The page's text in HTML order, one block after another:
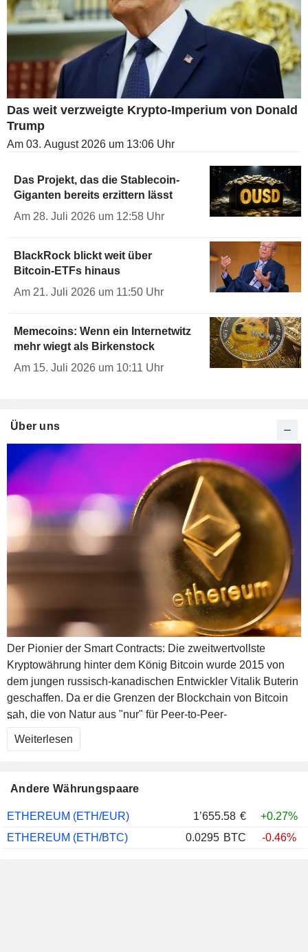
Das weit verzweigte Krypto-Imperium von Donald
Trump
Am 03. August 2026 um 13:06 Uhr
Das Projekt, das die Stablecoin-
Giganten bereits erzittern lässt
Am 28. Juli 2026 um 12:58 Uhr
BlackRock blickt weit über
Bitcoin-ETFs hinaus
Am 21. Juli 2026 um 11:50 Uhr
Memecoins: Wenn ein Internetwitz
mehr wiegt als Birkenstock
Am 15. Juli 2026 um 10:11 Uhr
Über uns
Der Pionier der Smart Contracts: Die zweitwertvollste
Kryptowährung hinter dem König Bitcoin wurde 2015 von
dem jungen russisch-kanadischen Entwickler Vitalik Buterin
geschaffen. Da er die Grenzen der Blockchain von Bitcoin
sah, die von Natur aus "nur" für Peer-to-Peer-
Zahlungsanwendungen geeignet ist, startete das
Satoshi Nakamoto entwickelten Blockchain aufweist, geht
sie ihren eigenen Weg in Bezug auf die Nutzung. Neben
auf die Programmierung und Entwicklung von dezentralen
...
Weiterlesen
Andere Währungspaare
ETHEREUM (ETH/EUR) 1’655.58 €
+0.27%
ETHEREUM (ETH/BTC)
0.0295 BTC -0.46%